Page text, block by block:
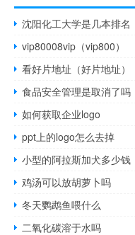
沈阳化工大学是几本排名
vip80008vip（vip800）
看好片地址（好片地址）
食品安全管理是取消了吗
如何获取企业logo
ppt上的logo怎么去掉
小型的阿拉斯加犬多少钱
鸡汤可以放胡萝卜吗
冬天鹦鹉鱼喂什么
二氧化碳溶于水吗